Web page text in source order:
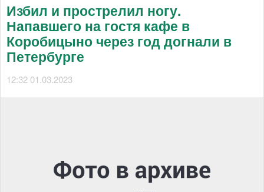
Избил и прострелил ногу.
Напавшего на гостя кафе в
Коробицыно через год догнали в
Петербурге
12:32 01.03.2023